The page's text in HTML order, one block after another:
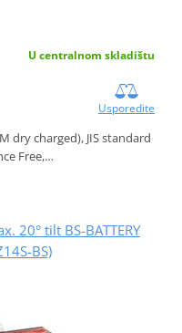
U centralnom skladištu
Usporedite
dry charged), JIS standard
Free,…
20° tilt BS-BATTERY
BS)